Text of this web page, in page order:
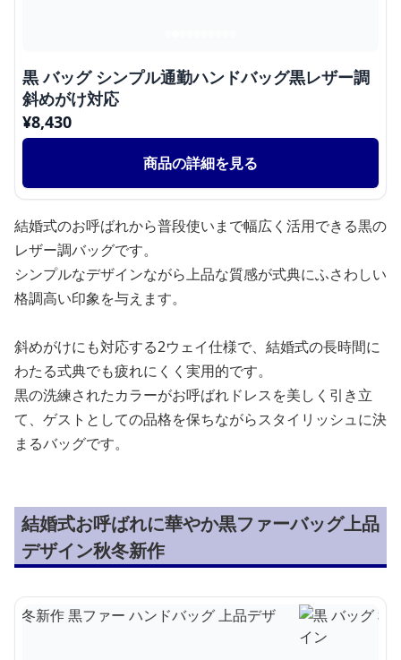
黒 バッグ シンプル通勤ハンドバッグ黒レザー調
斜めがけ対応
¥8,430
商品の詳細を見る
結婚式のお呼ばれから普段使いまで幅広く活用できる黒の
レザー調バッグです。
シンプルなデザインながら上品な質感が式典にふさわしい
格調高い印象を与えます。
斜めがけにも対応する2ウェイ仕様で、結婚式の長時間に
わたる式典でも疲れにくく実用的です。
黒の洗練されたカラーがお呼ばれドレスを美しく引き立
て、ゲストとしての品格を保ちながらスタイリッシュに決
まるバッグです。
結婚式お呼ばれに華やか黒ファーバッグ上品
デザイン秋冬新作